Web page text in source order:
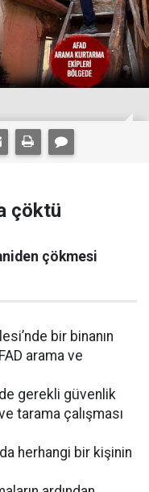
çöktü
çökmesi
bir binanın
arama ve
gerekli güvenlik
tarama çalışması
herhangi bir kişinin